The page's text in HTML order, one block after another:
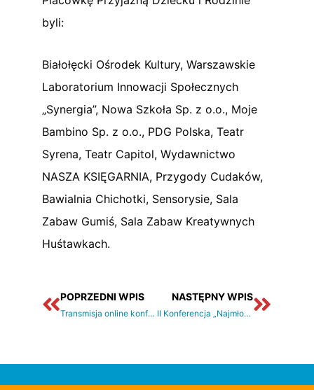
byli:
Białołęcki Ośrodek Kultury, Warszawskie
Laboratorium Innowacji Społecznych
„Synergia”, Nowa Szkoła Sp. z o.o., Moje
Bambino Sp. z o.o., PDG Polska, Teatr
Syrena, Teatr Capitol, Wydawnictwo
NASZA KSIĘGARNIA, Przygody Cudaków,
Bawialnia Chichotki, Sensorysie, Sala
Zabaw Gumiś, Sala Zabaw Kreatywnych
Huśtawkach.
Prev
POPRZEDNI WPIS
Transmisja online konferencji „Najmłodsi.pl” – zapraszamy 1 grudnia o godz. 11:00
NASTĘPNY WPIS
II Konferencja „Najmłodsi.pl” już za nami – dwa dni o jakości opieki i edukacji małych dzieci